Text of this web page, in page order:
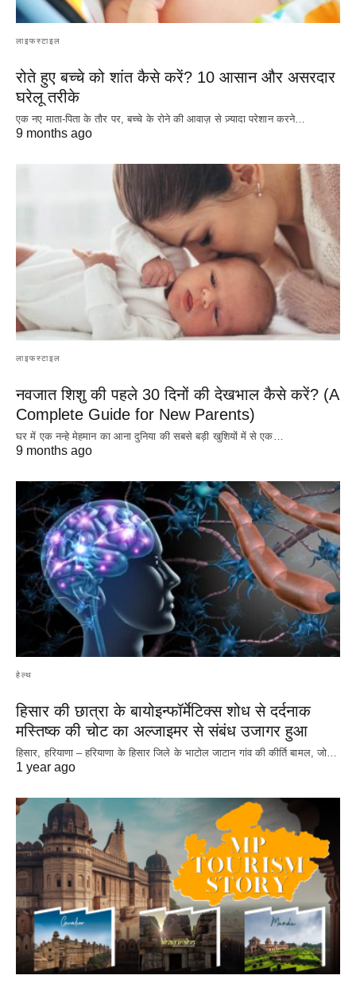
लाइफस्टाइल
रोते हुए बच्चे को शांत कैसे करें? 10 आसान और असरदार
घरेलू तरीके
एक नए माता-पिता के तौर पर, बच्चे के रोने की आवाज़ से ज़्यादा परेशान करने…
9 months ago
लाइफस्टाइल
नवजात शिशु की पहले 30 दिनों की देखभाल कैसे करें? (A
Complete Guide for New Parents)
घर में एक नन्हे मेहमान का आना दुनिया की सबसे बड़ी खुशियों में से एक…
9 months ago
हेल्थ
हिसार की छात्रा के बायोइन्फॉर्मेटिक्स शोध से दर्दनाक
मस्तिष्क की चोट का अल्जाइमर से संबंध उजागर हुआ
हिसार, हरियाणा – हरियाणा के हिसार जिले के भाटोल जाटान गांव की कीर्ति बामल, जो…
1 year ago